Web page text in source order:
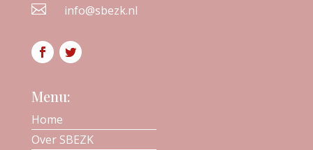
 info@sbezk.nl
Menu:
Home
Over SBEZK